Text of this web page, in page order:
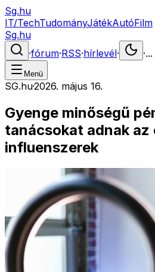
Sg.hu
IT/TechTudományJátékAutóFilm
Sg.hu
·fórum·RSS·hírlevél· ·...
Menü
SG.hu·2026. május 16.
Gyenge minőségű
tanácsokat adnak az
influenszerek